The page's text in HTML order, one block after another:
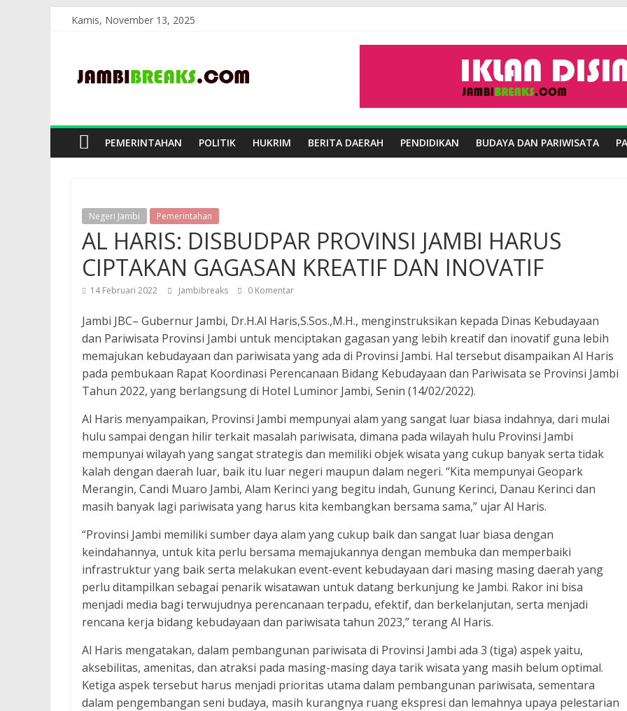
Kamis, November 13, 2025
JambiBreaks
PEMERINTAHAN POLITIK HUKRIM BERITA DAERAH PENDIDIKAN BUDAYA DAN PARIWISATA
Negeri Jambi Pemerintahan
AL HARIS: DISBUDPAR PROVINSI JAMBI HARUS
CIPTAKAN GAGASAN KREATIF DAN INOVATIF
14 Februari 2022 Jambibreaks 0 Komentar
Jambi JBC– Gubernur Jambi, Dr.H.Al Haris,S.Sos.,M.H., menginstruksikan kepada Dinas Kebudayaan
dan Pariwisata Provinsi Jambi untuk menciptakan gagasan yang lebih kreatif dan inovatif guna lebih
memajukan kebudayaan dan pariwisata yang ada di Provinsi Jambi. Hal tersebut disampaikan Al Haris
pada pembukaan Rapat Koordinasi Perencanaan Bidang Kebudayaan dan Pariwisata se Provinsi Jambi
Tahun 2022, yang berlangsung di Hotel Luminor Jambi, Senin (14/02/2022).
Al Haris menyampaikan, Provinsi Jambi mempunyai alam yang sangat luar biasa indahnya, dari mulai
hulu sampai dengan hilir terkait masalah pariwisata, dimana pada wilayah hulu Provinsi Jambi
mempunyai wilayah yang sangat strategis dan memiliki objek wisata yang cukup banyak serta tidak
kalah dengan daerah luar, baik itu luar negeri maupun dalam negeri. “Kita mempunyai Geopark
Merangin, Candi Muaro Jambi, Alam Kerinci yang begitu indah, Gunung Kerinci, Danau Kerinci dan
masih banyak lagi pariwisata yang harus kita kembangkan bersama sama,” ujar Al Haris.
“Provinsi Jambi memiliki sumber daya alam yang cukup baik dan sangat luar biasa dengan
keindahannya, untuk kita perlu bersama memajukannya dengan membuka dan memperbaiki
infrastruktur yang baik serta melakukan event-event kebudayaan dari masing masing daerah yang
perlu ditampilkan sebagai penarik wisatawan untuk datang berkunjung ke Jambi. Rakor ini bisa
menjadi media bagi terwujudnya perencanaan terpadu, efektif, dan berkelanjutan, serta menjadi
rencana kerja bidang kebudayaan dan pariwisata tahun 2023,” terang Al Haris.
Al Haris mengatakan, dalam pembangunan pariwisata di Provinsi Jambi ada 3 (tiga) aspek yaitu,
aksebilitas, amenitas, dan atraksi pada masing-masing daya tarik wisata yang masih belum optimal.
Ketiga aspek tersebut harus menjadi prioritas utama dalam pembangunan pariwisata, sementara
dalam pengembangan seni budaya, masih kurangnya ruang ekspresi dan lemahnya upaya pelestarian